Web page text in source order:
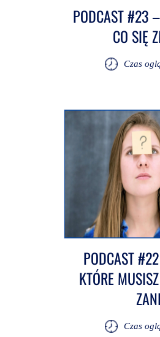
PODCAST #23
CO SIĘ
Czas
PODCAST
KTÓRE
Czas